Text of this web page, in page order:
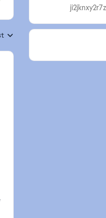
sorted by
diventate
ji2jknxy2r7z